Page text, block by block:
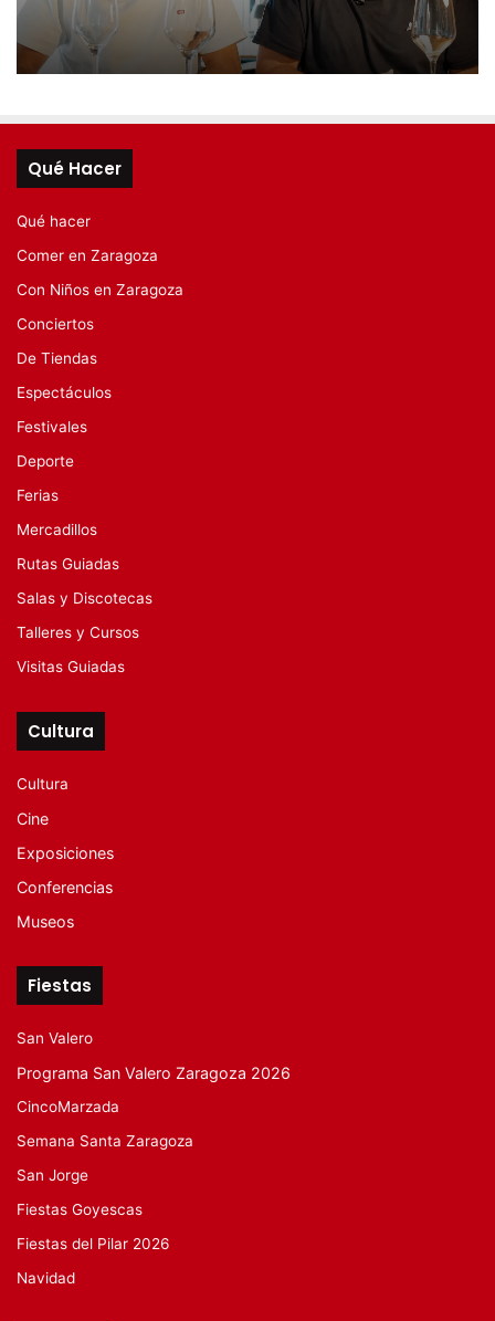
Qué Hacer
Qué hacer
Comer en Zaragoza
Con Niños en Zaragoza
Conciertos
De Tiendas
Espectáculos
Festivales
Deporte
Ferias
Mercadillos
Rutas Guiadas
Salas y Discotecas
Talleres y Cursos
Visitas Guiadas
Cultura
Cultura
Cine
Exposiciones
Conferencias
Museos
Fiestas
San Valero
Programa San Valero Zaragoza 2026
CincoMarzada
Semana Santa Zaragoza
San Jorge
Fiestas Goyescas
Fiestas del Pilar 2026
Navidad